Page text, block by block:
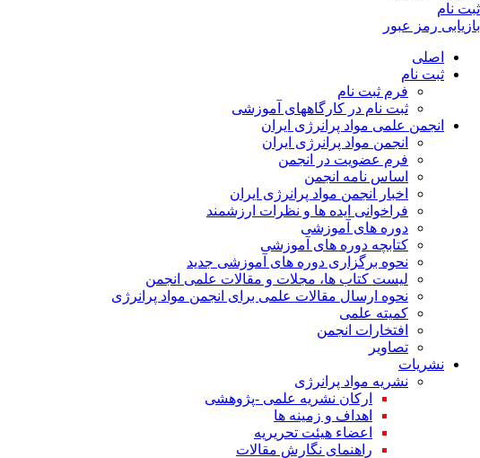
ثبت نام
بازیابی رمز عبور
اصلی
ثبت نام
فرم ثبت نام
ثبت نام در کارگاههای آموزشی
انجمن علمی مواد پرانرژی ایران
انجمن مواد پرانرژی ایران
فرم عضویت در انجمن
اساس نامه انجمن
اخبار انجمن مواد پرانرژی ایران
فراخوانی ایده ها و نظرات ارزشمند
دوره های آموزشی
کتابچه دوره های آموزشی
نحوه برگزاری دوره های آموزشی جدید
لیست کتاب ها، مجلات و مقالات علمی انجمن
نحوه ارسال مقالات علمی برای انجمن مواد پرانرژی
کمیته علمی
افتخارات انجمن
تصاویر
نشریات
نشریه مواد پرانرژی
ارکان نشریه علمی -پژوهشی
اهداف و زمینه ها
اعضاء هیئت تحریریه
راهنمای نگارش مقالات